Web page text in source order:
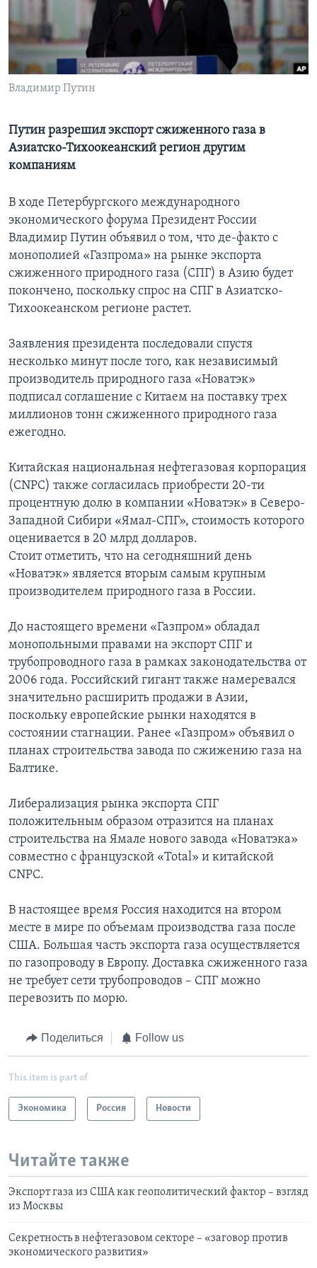
Learning English
СОЦИАЛЬНЫЕ СЕТИ
Языки
Владимир Путин
Путин разрешил экспорт сжиженного газа в
Азиатско-Тихоокеанский регион другим
компаниям
В ходе Петербургского международного
экономического форума Президент России
Владимир Путин объявил о том, что де-факто с
монополией «Газпрома» на рынке экспорта
сжиженного природного газа (СПГ) в Азию будет
покончено, поскольку спрос на СПГ в Азиатско-
Тихоокеанском регионе растет.
Заявления президента последовали спустя
несколько минут после того, как независимый
производитель природного газа «Новатэк»
подписал соглашение с Китаем на поставку трех
миллионов тонн сжиженного природного газа
ежегодно.
Китайская национальная нефтегазовая корпорация
(CNPC) также согласилась приобрести 20-ти
процентную долю в компании «Новатэк» в Северо-
Западной Сибири «Ямал-СПГ», стоимость которого
оценивается в 20 млрд долларов.
Стоит отметить, что на сегодняшний день
«Новатэк» является вторым самым крупным
производителем природного газа в России.
До настоящего времени «Газпром» обладал
монопольными правами на экспорт СПГ и
трубопроводного газа в рамках законодательства от
2006 года. Российский гигант также намеревался
значительно расширить продажи в Азии,
поскольку европейские рынки находятся в
состоянии стагнации. Ранее «Газпром» объявил о
планах строительства завода по сжижению газа на
Балтике.
Либерализация рынка экспорта СПГ
положительным образом отразится на планах
строительства на Ямале нового завода «Новатэка»
совместно с французской «Total» и китайской
CNPC.
В настоящее время Россия находится на втором
месте в мире по объемам производства газа после
США. Большая часть экспорта газа осуществляется
по газопроводу в Европу. Доставка сжиженного газа
не требует сети трубопроводов – СПГ можно
перевозить по морю.
Поделиться Follow us
This item is part of
Экономика Россия Новости
Читайте также
Экспорт газа из США как геополитический фактор – взгляд
из Москвы
Секретность в нефтегазовом секторе – «заговор против
экономического развития»